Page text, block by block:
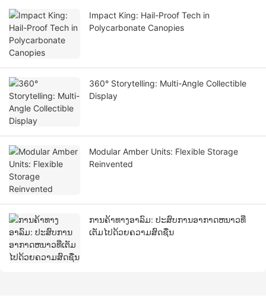
Impact King: Hail-Proof Tech in
Polycarbonate Canopies
360° Storytelling: Multi-Angle Collectible
Display
Modular Amber Units: Flexible Storage
Reinvented
ການຄ້າທາງອາລົມ: ປະສົບການອາກາດຫນາວທີ່
ເຕັມໄປດ້ວຍຄວາມສົດຊື່ນ